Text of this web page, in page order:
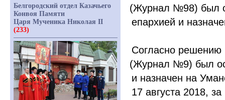
(Журнал №98) был
епархией и
Согласно
(Журнал №9) был
и назначен на
17 августа 2018,
Белгородский отдел Казачьего
Конвоя Памяти
Царя Мученика Николая II
(233)